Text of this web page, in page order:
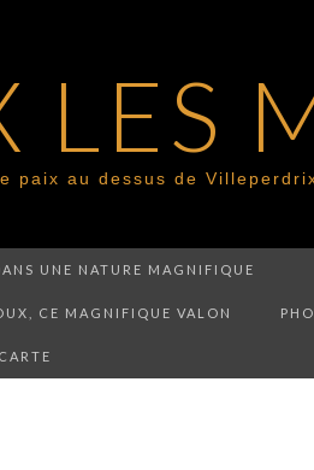
LES
paix au dessus de
UNE NATURE MAGNIFIQUE
CE MAGNIFIQUE VALON
CARTE